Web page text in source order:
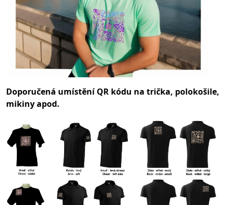
Doporučená umístění QR kódu na trička, polokošile,
mikiny apod.